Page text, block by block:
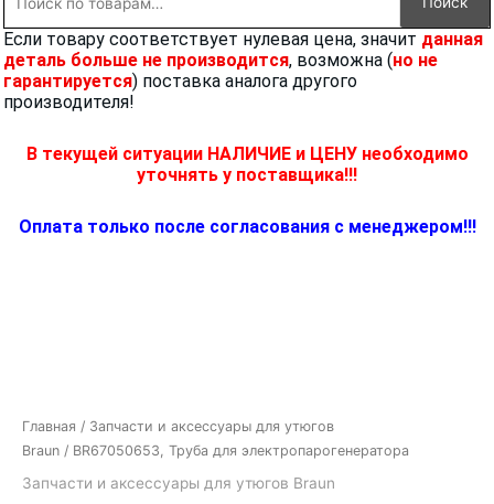
Если товару соответствует нулевая цена, значит данная
деталь больше не производится, возможна (но не
гарантируется) поставка аналога другого
производителя!
В текущей ситуации НАЛИЧИЕ и ЦЕНУ необходимо
уточнять у поставщика!!!
Оплата только после согласования с менеджером!!!
Главная / Запчасти и аксессуары для утюгов
Braun / BR67050653, Труба для электропарогенератора
Запчасти и аксессуары для утюгов Braun
BR67050653,
Труба
электропарогенератора